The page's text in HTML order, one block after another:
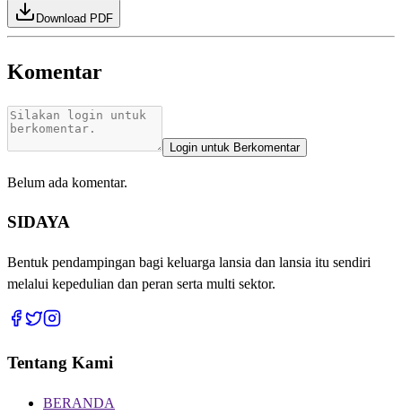
Download PDF
Komentar
Login untuk Berkomentar
Belum ada komentar.
SIDAYA
Bentuk pendampingan bagi keluarga lansia dan lansia itu sendiri
melalui kepedulian dan peran serta multi sektor.
Tentang Kami
BERANDA